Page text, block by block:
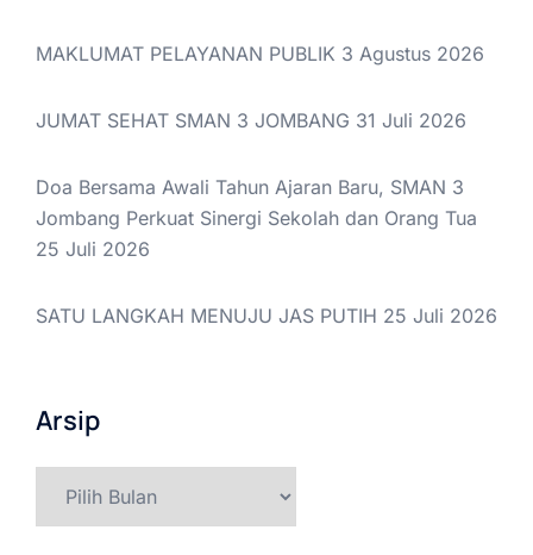
MAKLUMAT PELAYANAN PUBLIK 3 Agustus 2026
JUMAT SEHAT SMAN 3 JOMBANG 31 Juli 2026
Doa Bersama Awali Tahun Ajaran Baru, SMAN 3
Jombang Perkuat Sinergi Sekolah dan Orang Tua
25 Juli 2026
SATU LANGKAH MENUJU JAS PUTIH 25 Juli 2026
Arsip